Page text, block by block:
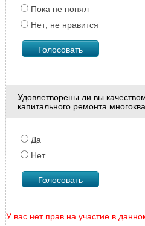
Пока не понял
Нет, не нравится
Удовлетворены ли вы
капитального ремонта
Да
Нет
У вас нет прав на участие в